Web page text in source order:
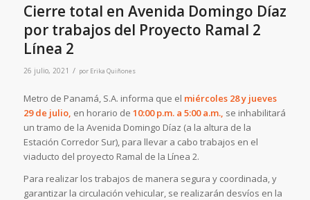
Cierre total en Avenida Domingo Díaz
por trabajos del Proyecto Ramal 2
Línea 2
26 julio, 2021 / por Erika Quiñones
Metro de Panamá, S.A. informa que el miércoles 28 y jueves
29 de julio, en horario de 10:00 p.m. a 5:00 a.m., se inhabilitará
un tramo de la Avenida Domingo Díaz (a la altura de la
Estación Corredor Sur), para llevar a cabo trabajos en el
viaducto del proyecto Ramal de la Línea 2.
Para realizar los trabajos de manera segura y coordinada, y
garantizar la circulación vehicular, se realizarán desvíos en la